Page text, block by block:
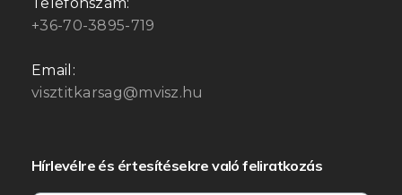
Telefonszám:
+36-70-3895-719
Email:
visztitkarsag@mvisz.hu
Hírlevélre és értesítésekre való feliratkozás